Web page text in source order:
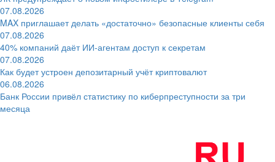
07.08.2026
MAX приглашает делать «достаточно» безопасные клиенты себя
07.08.2026
40% компаний даёт ИИ‑агентам доступ к секретам
07.08.2026
Как будет устроен депозитарный учёт криптовалют
06.08.2026
Банк России привёл статистику по киберпреступности за три
месяца